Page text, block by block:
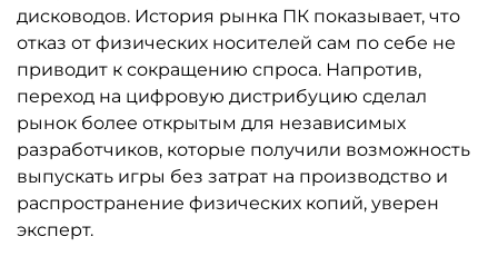
дисководов. История рынка ПК показывает, что
отказ от физических носителей сам по себе не
приводит к сокращению спроса. Напротив,
переход на цифровую дистрибуцию сделал
рынок более открытым для независимых
разработчиков, которые получили возможность
выпускать игры без затрат на производство и
распространение физических копий, уверен
эксперт.